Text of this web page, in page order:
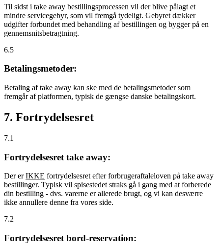
Til sidst i take away bestillingsprocessen vil der blive pålagt et
mindre servicegebyr, som vil fremgå tydeligt. Gebyret dækker
udgifter forbundet med behandling af bestillingen og bygger på en
gennemsnitsbetragtning.
6.5
Betalingsmetoder:
Betaling af take away kan ske med de betalingsmetoder som
fremgår af platformen, typisk de gængse danske betalingskort.
7. Fortrydelsesret
7.1
Fortrydelsesret take away:
Der erIKKE fortrydelsesret efter forbrugeraftaleloven på take away
bestillinger. Typisk vil spisestedet straks gå i gang med at forberede
din bestilling - dvs. varerne er allerede brugt, og vi kan desværre
ikke annullere denne fra vores side.
7.2
Fortrydelsesret bord-reservation: